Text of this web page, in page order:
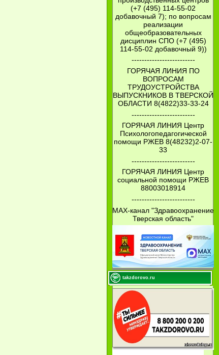
(+7 (495) 114-55-02
добавочный 7); по вопросам
реализации
общеобразовательных
дисциплин СПО (+7 (495)
114-55-02 добавочный 9))
-------------------------
ГОРЯЧАЯ ЛИНИЯ ПО
ВОПРОСАМ
ТРУДОУСТРОЙСТВА
ВЫПУСКНИКОВ В ТВЕРСКОЙ
ОБЛАСТИ 8(4822)33-33-24
-------------------------
ГОРЯЧАЯ ЛИНИЯ Центр
Психологопедагогической
помощи РЖЕВ 8(48232)2-07-
33
-------------------------
ГОРЯЧАЯ ЛИНИЯ Центр
социальной помощи РЖЕВ
88003018914
-------------------------
МАХ-канал "Здравоохранение
Тверская область"
takzdorovo.ru